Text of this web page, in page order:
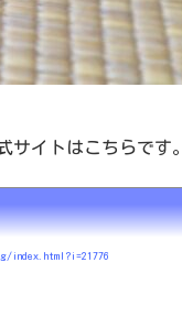
サイトはこちらです。
index.html?i=21776